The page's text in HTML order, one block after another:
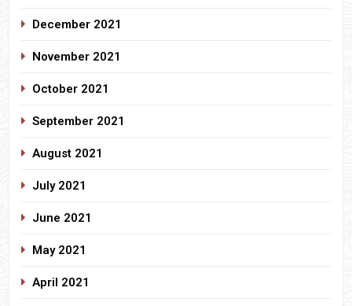
December 2021
November 2021
October 2021
September 2021
August 2021
July 2021
June 2021
May 2021
April 2021